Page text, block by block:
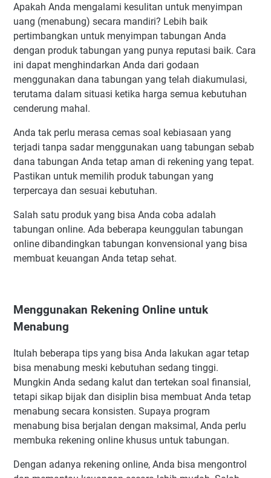
Apakah Anda mengalami kesulitan untuk menyimpan
uang (menabung) secara mandiri? Lebih baik
pertimbangkan untuk menyimpan tabungan Anda
dengan produk tabungan yang punya reputasi baik. Cara
ini dapat menghindarkan Anda dari godaan
menggunakan dana tabungan yang telah diakumulasi,
terutama dalam situasi ketika harga semua kebutuhan
cenderung mahal.
Anda tak perlu merasa cemas soal kebiasaan yang
terjadi tanpa sadar menggunakan uang tabungan sebab
dana tabungan Anda tetap aman di rekening yang tepat.
Pastikan untuk memilih produk tabungan yang
terpercaya dan sesuai kebutuhan.
Salah satu produk yang bisa Anda coba adalah
tabungan online. Ada beberapa keunggulan tabungan
online dibandingkan tabungan konvensional yang bisa
membuat keuangan Anda tetap sehat.
Menggunakan Rekening Online untuk
Menabung
Itulah beberapa tips yang bisa Anda lakukan agar tetap
bisa menabung meski kebutuhan sedang tinggi.
Mungkin Anda sedang kalut dan tertekan soal finansial,
tetapi sikap bijak dan disiplin bisa membuat Anda tetap
menabung secara konsisten. Supaya program
menabung bisa berjalan dengan maksimal, Anda perlu
membuka rekening online khusus untuk tabungan.
Dengan adanya rekening online, Anda bisa mengontrol